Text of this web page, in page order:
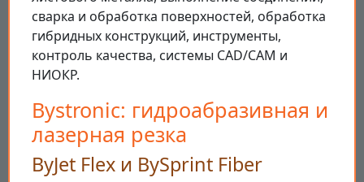
сварка и обработка поверхностей, обработка
гибридных конструкций, инструменты,
контроль качества, системы CAD/CAM и
НИОКР.
Bystronic: гидроабразивная и
лазерная резка
ByJet Flex и BySprint Fiber